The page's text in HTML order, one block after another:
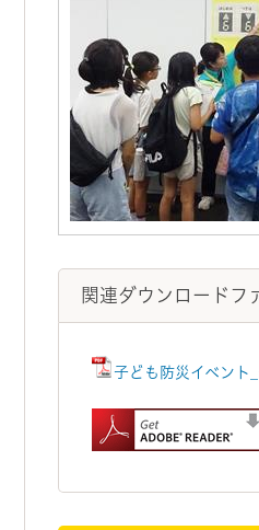
関連ダウンロードフ
子ども防災イベント